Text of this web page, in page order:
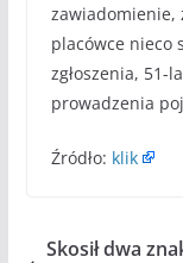
zawiadomienie,
placówce nieco
zgłoszenia, 51-
prowadzenia
Źródło: klik
Skosił dwa